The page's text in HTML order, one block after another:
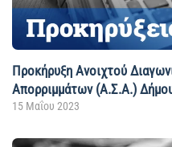
Προκήρυξη Ανοιχτού
Απορριμμάτων (Α.Σ.Α.)
15 Μαΐου 2023